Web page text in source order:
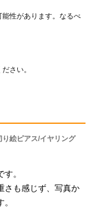
性があります。なるべ
さい。
絵ピアス/イヤリング
。
さも感じず、写真か